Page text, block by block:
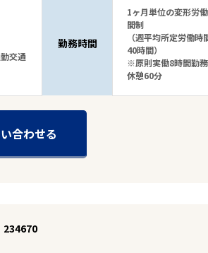
交通
勤務時間
1ヶ月単位の変形労
間制
（週平均所定労働時
40時間）
※原則実働8時間勤務
休憩60分
合わせる
234670